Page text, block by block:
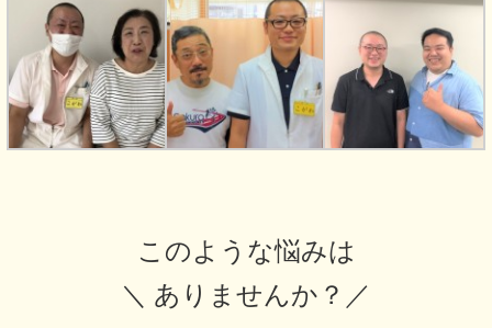
このような悩みは
＼ ありませんか？／